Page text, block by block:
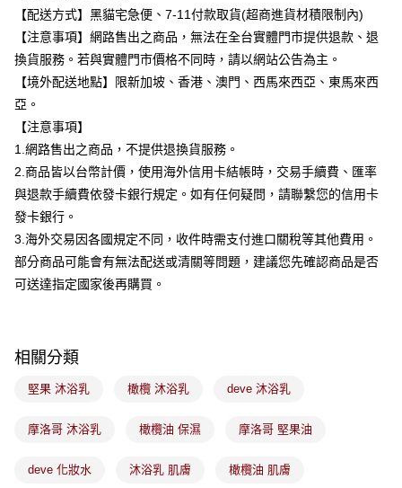
台新國際商業銀行
中國信託商業銀行
台灣樂天信用卡公司
Google Pay
全盈+PAY
大哥付你分期
相關說明
【大哥付你分期使用說明】
1.本服務由台灣大哥大提供，台灣大哥大用戶可立即使用無須另外申請。
2.付款方式選擇「大哥付你分期」，訂單成立後會自動跳轉到大哥付的交易
流程，驗證手機門號後，選擇欲分期的期數、繳款截止日，確認付款後即完
成交易。
3.實際核准額度、可分期數及費用金額請依後續交易確認頁面所載為準。
消。如遇「轉專審核」未通過狀況，表示未達大哥付你分期系統評分，恕無
法說明評估內容。
【繳款方式說明】
1.分期款項不併入電信帳單，「大哥付你分期」於每月結算日後寄送繳費提
1.本服務係由「台灣大哥大股份有限公司」（以下簡稱本公司）所提供，讓
買賣價金債權讓與本公司後，依約使用本公司帳單繳交帳款。
由本公司與您本人進行分期帳單所需資料之確認、核對及更正。
ATM付款
運送方式
全家取貨付款
每筆NT$100，滿NT$899(含以上)免運費
付款後全家取貨
每筆NT$100，滿NT$899(含以上)免運費
付款後7-11取貨
每筆NT$100，滿NT$899(含以上)免運費
【配送方式】黑貓宅急便、7-11付款取貨(超商進貨材積限制內)
【注意事項】網路售出之商品，無法在全台實體門市提供退款、退
換貨服務。若與實體門市價格不同時，請以網站公告為主。
【境外配送地點】限新加坡、香港、澳門、西馬來西亞、東馬來西
亞。
【注意事項】
1.網路售出之商品，不提供退換貨服務。
2.商品皆以台幣計價，使用海外信用卡結帳時，交易手續費、匯率
與退款手續費依發卡銀行規定。如有任何疑問，請聯繫您的信用卡
發卡銀行。
3.海外交易因各國規定不同，收件時需支付進口關稅等其他費用。
部分商品可能會有無法配送或清關等問題，建議您先確認商品是否
可送達指定國家後再購買。
相關分類
堅果 沐浴乳 橄欖 沐浴乳 deve 沐浴乳
摩洛哥 沐浴乳 橄欖油 保濕 摩洛哥 堅果油
deve 化妝水 沐浴乳 肌膚 橄欖油 肌膚